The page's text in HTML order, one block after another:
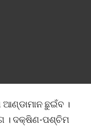
ଛୁଇଁବ ।
। ଦକ୍ଷିଣ-ପଶ୍ଚିମ